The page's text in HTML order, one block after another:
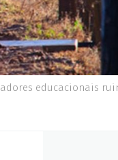
educacionais